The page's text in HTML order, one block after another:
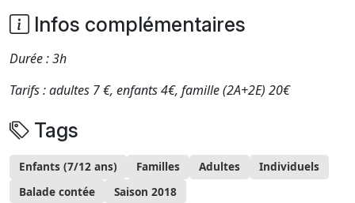
Infos complémentaires
Durée : 3h
Tarifs : adultes 7 €, enfants 4€, famille (2A+2E) 20€
Tags
Enfants (7/12 ans) Familles Adultes
Individuels
Balade contée
Saison 2018